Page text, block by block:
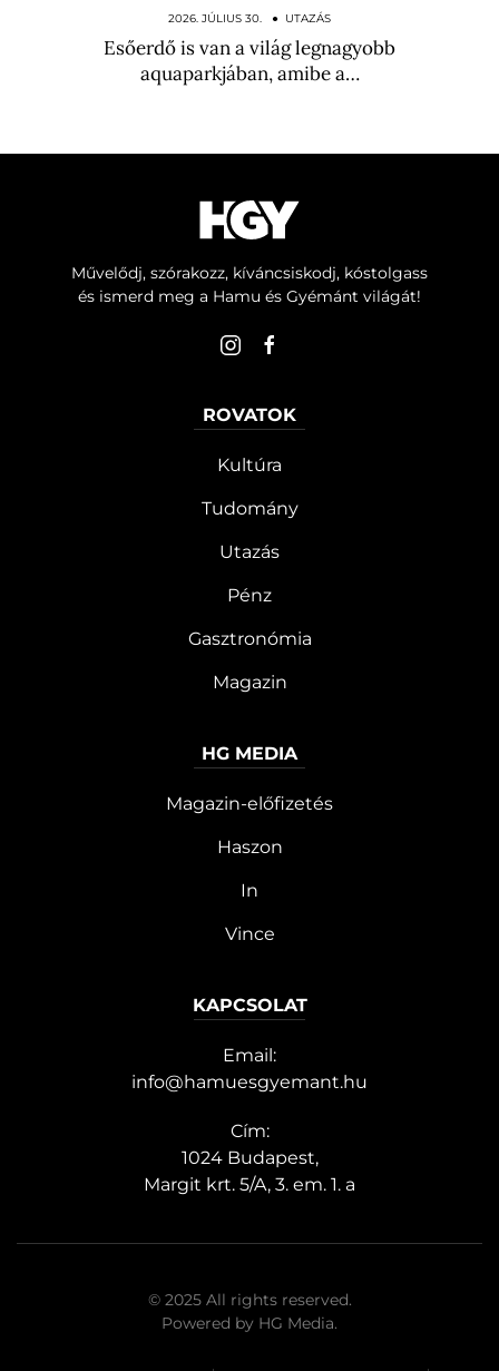
magyar kukoricatáblában
2026. JÚLIUS 30. ● UTAZÁS
Esőerdő is van a világ legnagyobb
aquaparkjában, amibe a…
Művelődj, szórakozz, kíváncsiskodj, kóstolgass
és ismerd meg a Hamu és Gyémánt világát!
ROVATOK
Kultúra
Tudomány
Utazás
Pénz
Gasztronómia
Magazin
HG MEDIA
Magazin-előfizetés
Haszon
In
Vince
KAPCSOLAT
Email:
info@hamuesgyemant.hu
Cím:
1024 Budapest,
Margit krt. 5/A, 3. em. 1. a
© 2025 All rights reserved.
Powered by HG Media.